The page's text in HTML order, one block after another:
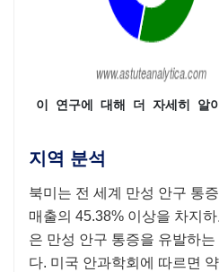
이 연구에 대해 더 자세히 알
지역 분석
북미는 전 세계 만성 안구 통
매출의 45.38% 이상을 차지
은 만성 안구 통증을 유발하
다. 미국 안과학회에 따르면